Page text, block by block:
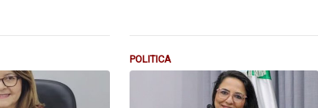
POLITICA